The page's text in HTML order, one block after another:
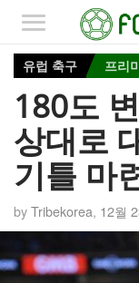
유럽 축구 프리
180도
상대로
기틀 마
byTribekorea, 12월